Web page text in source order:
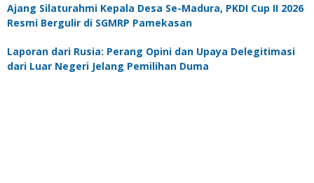
Ajang Silaturahmi Kepala Desa Se-Madura, PKDI Cup II 2026
Resmi Bergulir di SGMRP Pamekasan
Laporan dari Rusia: Perang Opini dan Upaya Delegitimasi
dari Luar Negeri Jelang Pemilihan Duma